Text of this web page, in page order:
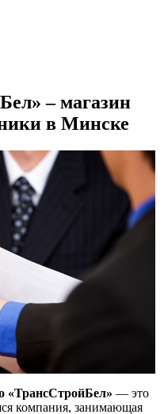
– магазин
в Минске
«ТрансСтройБел» — это
компания, занимающая